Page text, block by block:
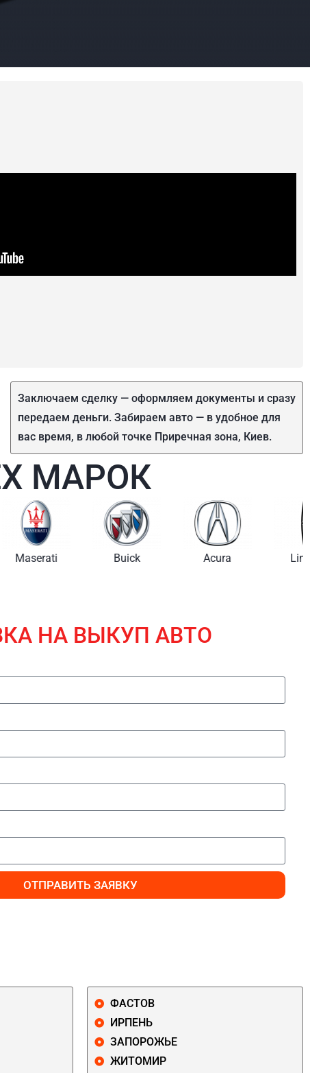
Заключаем сделку — оформляем документы и сразу
передаем деньги. Забираем авто — в удобное для
вас время, в любой точке Приречная зона, Киев.
МАРОК
НА ВЫКУП АВТО
ОТПРАВИТЬ ЗАЯВКУ
ФАСТОВ
ИРПЕНЬ
ЗАПОРОЖЬЕ
ЖИТОМИР